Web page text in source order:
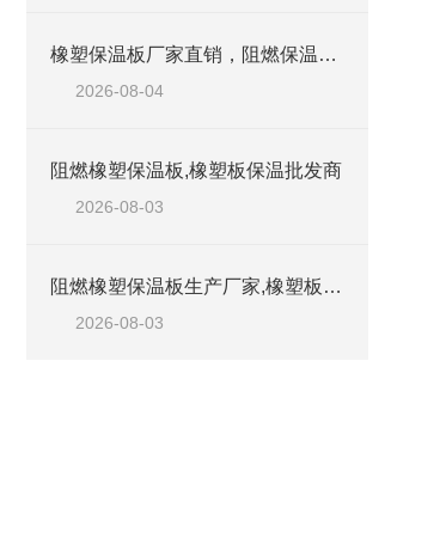
橡塑保温板厂家直销，阻燃保温橡塑板材
2026-08-04
阻燃橡塑保温板,橡塑板保温批发商
2026-08-03
阻燃橡塑保温板生产厂家,橡塑板优质工厂
2026-08-03